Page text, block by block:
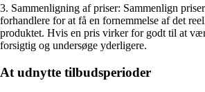
3. Sammenligning af priser: Sammenlign
forhandlere for at få en fornemmelse af det
produktet. Hvis en pris virker for godt til at
forsigtig og undersøge yderligere.
At udnytte tilbudsperioder